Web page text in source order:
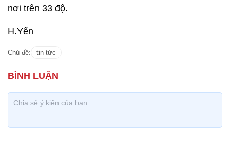
nơi trên 33 độ.
H.Yến
Chủ đề: tin tức